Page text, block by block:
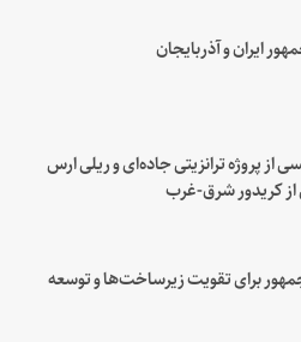
ایران و آذربایجان
از پروژه ترانزیتی جاده‌ای و ریلی ارس
کریدور شرق-غرب
برای تقویت زیرساخت‌ها و توسعه